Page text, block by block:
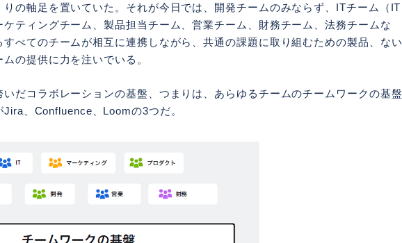
りの軸足を置いていた。それが今日では、開発チームのみならず、ITチーム（IT
ティングチーム、製品担当チーム、営業チーム、財務チーム、法務チームな
すべてのチームが相互に連携しながら、共通の課題に取り組むための製品、ない
の提供に力を注いでいる。
いだコラボレーションの基盤、つまりは、あらゆるチームのチームワークの基盤
Jira、Confluence、Loomの3つだ。